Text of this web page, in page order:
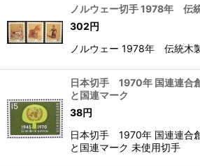
ノルウェー切手 1978年 伝
302円
ノルウェー 1978年 伝統
日本切手 1970年 国連連合
と国連マーク
38円
日本切手 1970年 国連連合
と国連マーク 未使用切手